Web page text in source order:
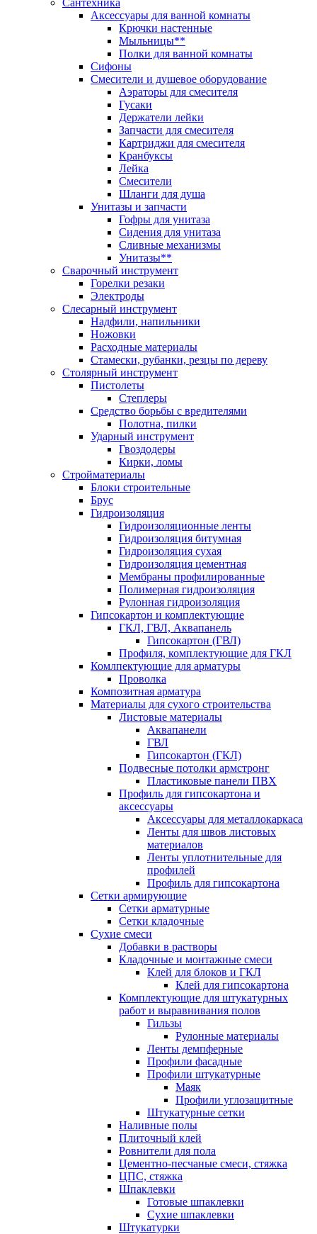
Сантехника
Аксессуары для ванной комнаты
Крючки настенные
Мыльницы**
Полки для ванной комнаты
Сифоны
Смесители и душевое оборудование
Аэраторы для смесителя
Гусаки
Держатели лейки
Запчасти для смесителя
Картриджи для смесителя
Кранбуксы
Лейка
Смесители
Шланги для душа
Унитазы и запчасти
Гофры для унитаза
Сидения для унитаза
Сливные механизмы
Унитазы**
Сварочный инструмент
Горелки резаки
Электроды
Слесарный инструмент
Надфили, напильники
Ножовки
Расходные материалы
Стамески, рубанки, резцы по дереву
Столярный инструмент
Пистолеты
Степлеры
Средство борьбы с вредителями
Полотна, пилки
Ударный инструмент
Гвоздодеры
Кирки, ломы
Стройматериалы
Блоки строительные
Брус
Гидроизоляция
Гидроизоляционные ленты
Гидроизоляция битумная
Гидроизоляция сухая
Гидроизоляция цементная
Мембраны профилированные
Полимерная гидроизоляция
Рулонная гидроизоляция
Гипсокартон и комплектующие
ГКЛ, ГВЛ, Аквапанель
Гипсокартон (ГВЛ)
Профиля, комплектующие для ГКЛ
Комлпектующие для арматуры
Проволка
Композитная арматура
Материалы для сухого строительства
Листовые материалы
Аквапанели
ГВЛ
Гипсокартон (ГКЛ)
Подвесные потолки армстронг
Пластиковые панели ПВХ
Профиль для гипсокартона и
аксессуары
Аксессуары для металлокаркаса
Ленты для швов листовых
материалов
Ленты уплотнительные для
профилей
Профиль для гипсокартона
Сетки армирующие
Сетки арматурные
Сетки кладочные
Сухие смеси
Добавки в растворы
Кладочные и монтажные смеси
Клей для блоков и ГКЛ
Клей для гипсокартона
Комплектующие для штукатурных
работ и выравнивания полов
Гильзы
Рулонные материалы
Ленты демпферные
Профили фасадные
Профили штукатурные
Маяк
Профили углозащитные
Штукатурные сетки
Наливные полы
Плиточный клей
Ровнители для пола
Цементно-песчаные смеси, стяжка
ЦПС, стяжка
Шпаклевки
Готовые шпаклевки
Сухие шпаклевки
Штукатурки